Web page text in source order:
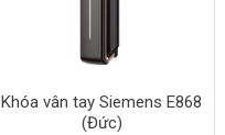
Khóa vân tay Siemens E868
(Đức)